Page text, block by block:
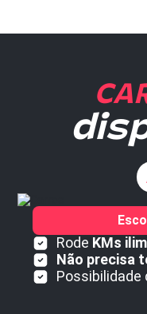
Rode KMs
Não precisa
Possibilidade